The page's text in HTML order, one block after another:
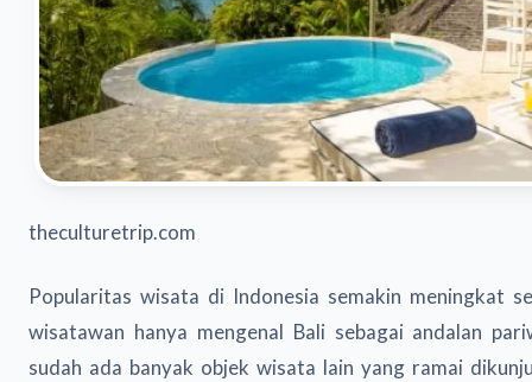
theculturetrip.com
Popularitas wisata di Indonesia semakin meningkat
wisatawan hanya mengenal Bali sebagai andalan
sudah ada banyak objek wisata lain yang ramai